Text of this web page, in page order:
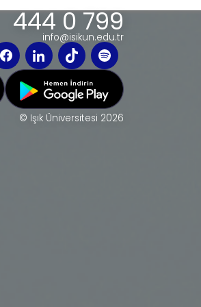
444 0 799
info@isikun.edu.tr
© Işık Üniversitesi 2026